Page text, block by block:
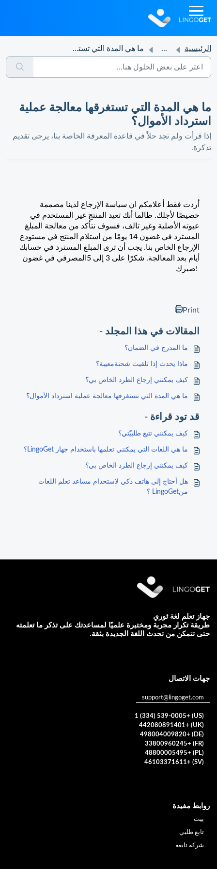
الرئيسية ... ما هي المدة التي تستغرقها معالجة عملية استرداد الأموال؟
ما هي المدة التي تستغرقها معالجة عملية
استرداد الأموال؟
إذا قرأت ولم تجد حلاً في قاعدة المعرفة الخاصة بنا، يرجى تقديم
تذكرة.
أردت فقط أعلامكم ان سياسة الإرجاع لدينا مصممة
خصيصًا لأجلك. طالما أنك تعيد المنتج غير المستخدم في
عبوته الأصلية وغير تالف، فسوف نتأكد من معالجة المبلغ
المسترد في غضون 14 يومًا من استلام المنتج في مستودع
الإرجاع الخاص بنا. يجب أن ترى المبلغ المسترد في حسابك
المصرفي في غضون
3 إلى 5
صبرك!
Print
المقالات في هذا المجلد -
ما المدرج في الضمان؟
ماذا يحدث إذا تلقيت شحنةمعيبة؟
كيف يمكنني إرجاع الطرد الخاص بي؟
ما هي المدة التي تستغرقها معالجة عملية استرداد الأموال؟
قد تود قراءة -
كيف يمكنني تتبع طلبيّتي؟
ما هي اللغات التي يمكنني تعلمها باستخدام جهاز LingoGet؟
كيف يمكنني إرجاع الطرد الخاص بي؟
هل أحتاج إلى هاتف ذكي لاستخدام مساعد تعلم اللغات
منLingoGet ؟
جهاز تعلم لغة ثوري
طريقة تكرار مجربة ومختبرة علميًا لمساعدتك على تذكر ما تعلمته
حتى تتمكن من تحدث اللغة الجديدة بثقة.
جهات الاتصال
support@lingoget.com
(US) +1 (334) 539-0005
(UK) +442080891401
(DE) +498004009820
(FR) +33800960245
(PL) +48800005495
(SV) +46103371611
روابط مفيدة
بيت
تابع طلبي
شركة تابعة